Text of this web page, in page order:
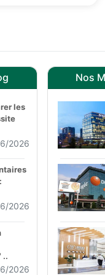
les
2026
2026
..
2026
Nos